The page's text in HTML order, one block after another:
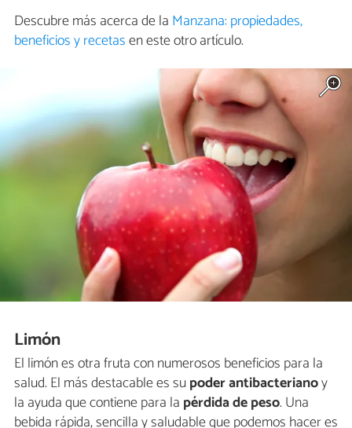
Descubre más acerca de la Manzana: propiedades,
beneficios y recetasen este otro artículo.
Limón
El limón es otra fruta con numerosos beneficios para la
salud. El más destacable es supoder antibacterianoy
la ayuda que contiene para la pérdida de peso. Una
bebida rápida, sencilla y saludable que podemos hacer es